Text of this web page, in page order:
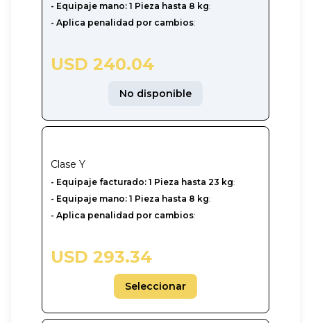
- Equipaje mano: 1 Pieza hasta 8 kg:
- Aplica penalidad por cambios:
USD 240.04
No disponible
Clase Y
-‎ Equipaje facturado: 1 Pieza hasta 23 kg:
- Equipaje mano: 1 Pieza hasta 8 kg:
- Aplica penalidad por cambios:
USD 293.34
Seleccionar